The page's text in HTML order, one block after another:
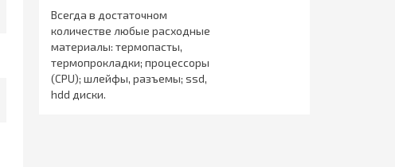
Всегда в достаточном
количестве любые расходные
материалы: термопасты,
термопрокладки; процессоры
(CPU); шлейфы, разъемы; ssd,
hdd диски.